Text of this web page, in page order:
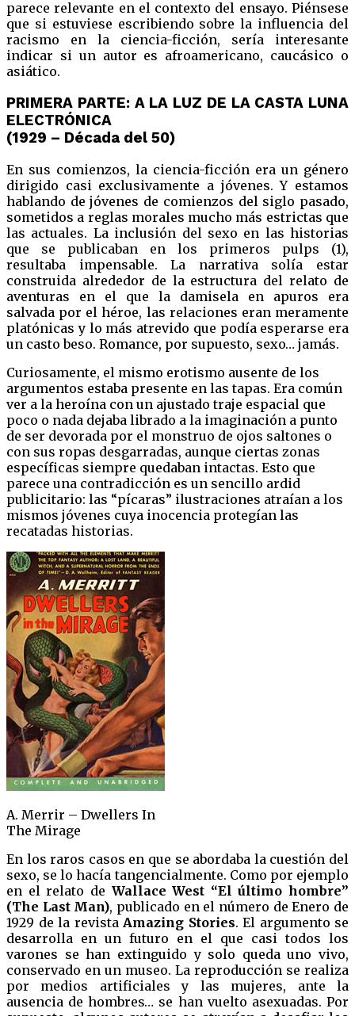
parece relevante en el contexto del ensayo. Piénsese
que si estuviese escribiendo sobre la influencia del
racismo en la ciencia-ficción, sería interesante
indicar si un autor es afroamericano, caucásico o
asiático.
PRIMERA PARTE: A LA LUZ DE LA CASTA LUNA
ELECTRÓNICA
(1929 – Década del 50)
En sus comienzos, la ciencia-ficción era un género
dirigido casi exclusivamente a jóvenes. Y estamos
hablando de jóvenes de comienzos del siglo pasado,
sometidos a reglas morales mucho más estrictas que
las actuales. La inclusión del sexo en las historias
que se publicaban en los primeros pulps (1),
resultaba impensable. La narrativa solía estar
construida alrededor de la estructura del relato de
aventuras en el que la damisela en apuros era
salvada por el héroe, las relaciones eran meramente
platónicas y lo más atrevido que podía esperarse era
un casto beso. Romance, por supuesto, sexo… jamás.
Curiosamente, el mismo erotismo ausente de los
argumentos estaba presente en las tapas. Era común
ver a la heroína con un ajustado traje espacial que
poco o nada dejaba librado a la imaginación a punto
de ser devorada por el monstruo de ojos saltones o
con sus ropas desgarradas, aunque ciertas zonas
específicas siempre quedaban intactas. Esto que
parece una contradicción es un sencillo ardid
publicitario: las “pícaras” ilustraciones atraían a los
mismos jóvenes cuya inocencia protegían las
recatadas historias.
A. Merrir – Dwellers In
The Mirage
En los raros casos en que se abordaba la cuestión del
sexo, se lo hacía tangencialmente. Como por ejemplo
en el relato de Wallace West “El último hombre”
(The Last Man), publicado en el número de Enero de
1929 de la revista Amazing Stories. El argumento se
desarrolla en un futuro en el que casi todos los
varones se han extinguido y solo queda uno vivo,
conservado en un museo. La reproducción se realiza
por medios artificiales y las mujeres, ante la
ausencia de hombres… se han vuelto asexuadas. Por